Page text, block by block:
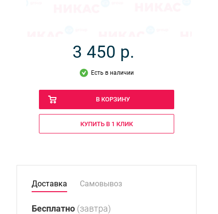
3 450 р.
Есть в наличии
В КОРЗИНУ
КУПИТЬ В 1 КЛИК
Доставка Самовывоз
Бесплатно (завтра)